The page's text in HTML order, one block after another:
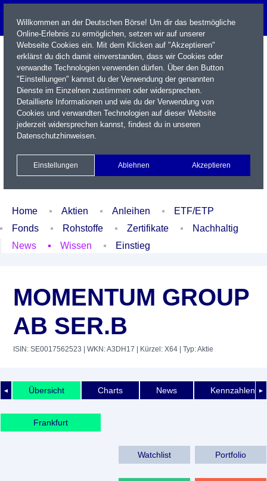
Name / WKN / ISIN / Kürzel
Xetra Realtime
Watchlist Portfolio Login
Home Aktien Anleihen
ETF/ETP
Fonds
Rohstoffe Zertifikate
Nachhaltig
News
Wissen Einstieg
MOMENTUM GROUP
AB SER.B
ISIN: SE0017562523 | WKN: A3DH17 | Kürzel: X64 | Typ: Aktie
◄ ►
Übersicht Charts News Kennzahlen
Frankfurt
Watchlist Portfolio
Willkommen an der Deutschen Börse! Um dir das bestmögliche
Online-Erlebnis zu ermöglichen, setzen wir auf unserer
Webseite Cookies ein. Mit dem Klicken auf "Akzeptieren"
erklärst du dich damit einverstanden, dass wir Cookies oder
verwandte Technologien verwenden dürfen. Über den Button
"Einstellungen" kannst du der Verwendung der genannten
Dienste im Einzelnen zustimmen oder widersprechen.
Detaillierte Informationen und wie du der Verwendung von
Cookies und verwandten Technologien auf dieser Website
jederzeit widersprechen kannst, findest du in unseren
Datenschutzhinweisen.
Einstellungen Ablehnen Akzeptieren